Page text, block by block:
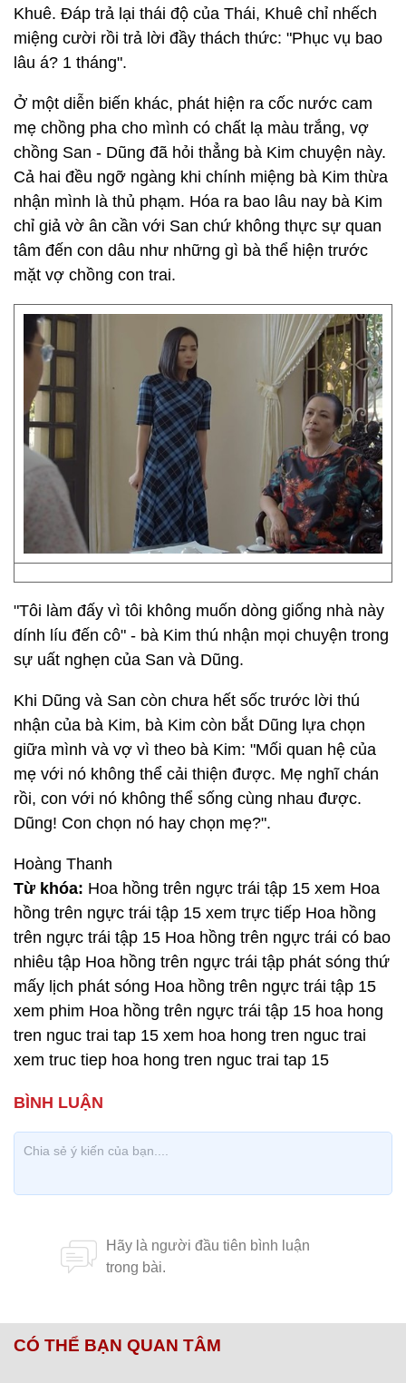
Khuê. Đáp trả lại thái độ của Thái, Khuê chỉ nhếch
miệng cười rồi trả lời đầy thách thức: "Phục vụ bao
lâu á? 1 tháng".
Ở một diễn biến khác, phát hiện ra cốc nước cam
mẹ chồng pha cho mình có chất lạ màu trắng, vợ
chồng San - Dũng đã hỏi thẳng bà Kim chuyện này.
Cả hai đều ngỡ ngàng khi chính miệng bà Kim thừa
nhận mình là thủ phạm. Hóa ra bao lâu nay bà Kim
chỉ giả vờ ân cần với San chứ không thực sự quan
tâm đến con dâu như những gì bà thể hiện trước
mặt vợ chồng con trai.
"Tôi làm đấy vì tôi không muốn dòng giống nhà này
dính líu đến cô" - bà Kim thú nhận mọi chuyện trong
sự uất nghẹn của San và Dũng.
Khi Dũng và San còn chưa hết sốc trước lời thú
nhận của bà Kim, bà Kim còn bắt Dũng lựa chọn
giữa mình và vợ vì theo bà Kim: "Mối quan hệ của
mẹ với nó không thể cải thiện được. Mẹ nghĩ chán
rồi, con với nó không thể sống cùng nhau được.
Dũng! Con chọn nó hay chọn mẹ?".
Hoàng Thanh
Từ khóa: Hoa hồng trên ngực trái tập 15 xem Hoa
hồng trên ngực trái tập 15 xem trực tiếp Hoa hồng
trên ngực trái tập 15 Hoa hồng trên ngực trái có bao
nhiêu tập Hoa hồng trên ngực trái tập phát sóng thứ
mấy lịch phát sóng Hoa hồng trên ngực trái tập 15
xem phim Hoa hồng trên ngực trái tập 15 hoa hong
tren nguc trai tap 15 xem hoa hong tren nguc trai
xem truc tiep hoa hong tren nguc trai tap 15
CÓ THỂ BẠN QUAN TÂM